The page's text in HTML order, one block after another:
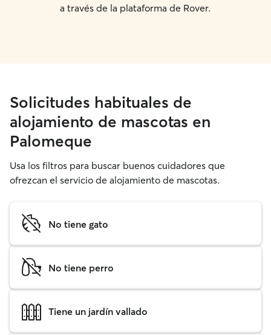
a través de la plataforma de Rover.
Solicitudes habituales de
alojamiento de mascotas en
Palomeque
Usa los filtros para buscar buenos cuidadores que
ofrezcan el servicio de alojamiento de mascotas.
No tiene gato
No tiene perro
Tiene un jardín vallado